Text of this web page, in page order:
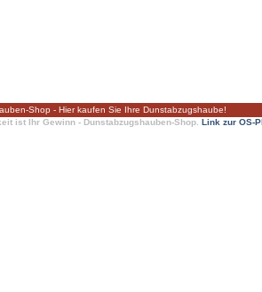
Shop - Hier kaufen Sie Ihre Dunstabzugshaube!
ist Ihr Gewinn - Dunstabzugshauben-Shop. Link zur OS-